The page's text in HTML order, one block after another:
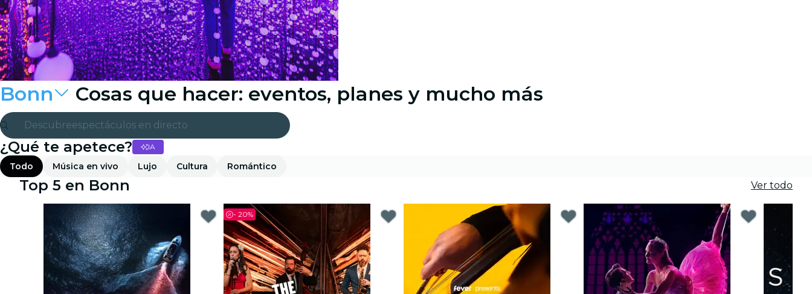
Bonn Cosas que hacer: eventos, planes y mucho más
Descubreespectáculos en directo
Madrid
candlelight
Londres
experiencias y ciudades
São Paulo
exposiciones
¿Qué te apetece? IA
Todo Música en vivo Lujo Cultura Romántico
Top 5 en Bonn Ver todo
- 20%